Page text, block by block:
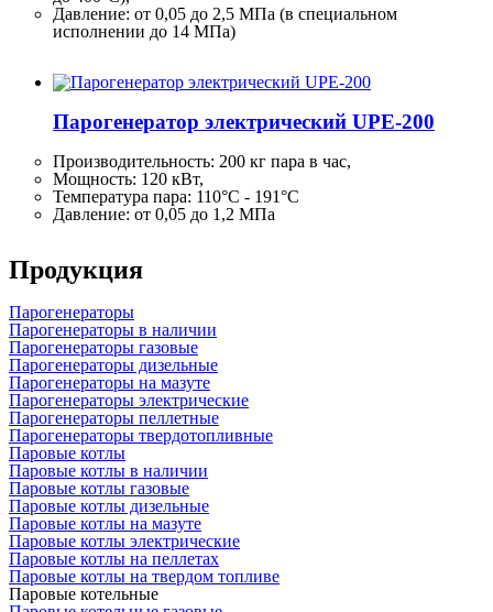
Давление: от 0,05 до 2,5 МПа (в специальном
исполнении до 14 МПа)
Парогенератор электрический UPE-200
Производительность: 200 кг пара в час,
Мощность: 120 кВт,
Температура пара: 110°C - 191°C
Давление: от 0,05 до 1,2 МПа
Продукция
Парогенераторы
Парогенераторы в наличии
Парогенераторы газовые
Парогенераторы дизельные
Парогенераторы на мазуте
Парогенераторы электрические
Парогенераторы пеллетные
Парогенераторы твердотопливные
Паровые котлы
Паровые котлы в наличии
Паровые котлы газовые
Паровые котлы дизельные
Паровые котлы на мазуте
Паровые котлы электрические
Паровые котлы на пеллетах
Паровые котлы на твердом топливе
Паровые котельные